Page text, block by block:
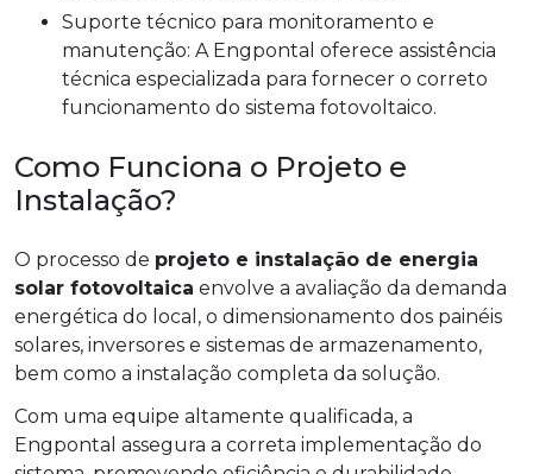
Suporte técnico para monitoramento e
manutenção: A Engpontal oferece assistência
técnica especializada para fornecer o correto
funcionamento do sistema fotovoltaico.
Como Funciona o Projeto e
Instalação?
O processo de projeto e instalação de energia
solar fotovoltaica envolve a avaliação da demanda
energética do local, o dimensionamento dos painéis
solares, inversores e sistemas de armazenamento,
bem como a instalação completa da solução.
Com uma equipe altamente qualificada, a
Engpontal assegura a correta implementação do